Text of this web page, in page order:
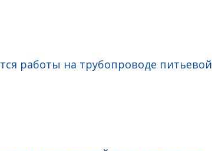
работы на трубопроводе питьевой